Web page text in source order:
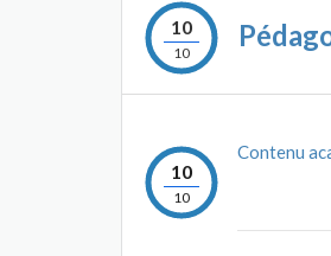
10
10
10
10
Contenu